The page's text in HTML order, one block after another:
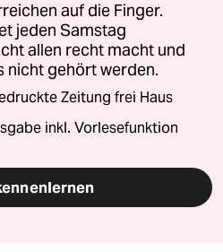
auf die Finger.
jeden Samstag
allen recht macht und
nicht gehört werden.
Zeitung frei Haus
inkl. Vorlesefunktion